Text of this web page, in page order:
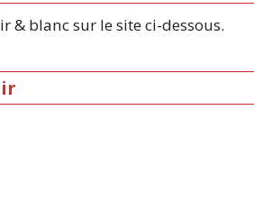
& blanc sur le site ci-dessous.